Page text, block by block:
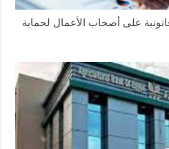
على أصحاب الأعمال لحماية